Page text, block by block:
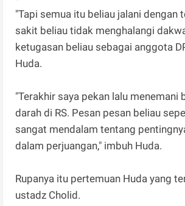
"Tapi semua itu beliau jalani dengan
sakit beliau tidak menghalangi
ketugasan beliau sebagai anggota
Huda.
"Terakhir saya pekan lalu menemani
darah di RS. Pesan pesan beliau
sangat mendalam tentang
dalam perjuangan," imbuh Huda.
Rupanya itu pertemuan Huda yang
ustadz Cholid.